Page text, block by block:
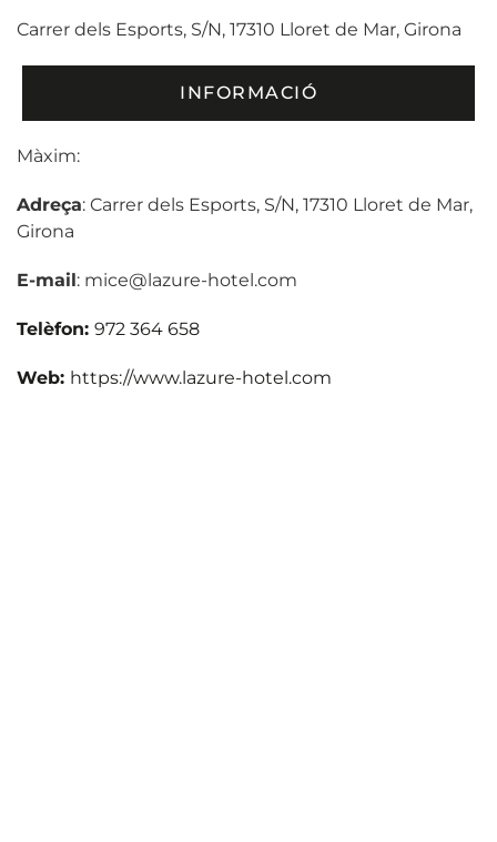
Carrer dels Esports, S/N, 17310 Lloret de Mar, Girona
INFORMACIÓ
Màxim:
Adreça: Carrer dels Esports, S/N, 17310 Lloret de Mar,
Girona
E-mail: mice@lazure-hotel.com
Telèfon: 972 364 658
Web: https://www.lazure-hotel.com